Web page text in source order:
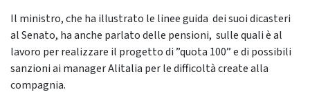
Il ministro, che ha illustrato le linee guida dei suoi dicasteri
al Senato, ha anche parlato delle pensioni, sulle quali è al
lavoro per realizzare il progetto di ”quota 100” e di possibili
sanzioni ai manager Alitalia per le difficoltà create alla
compagnia.